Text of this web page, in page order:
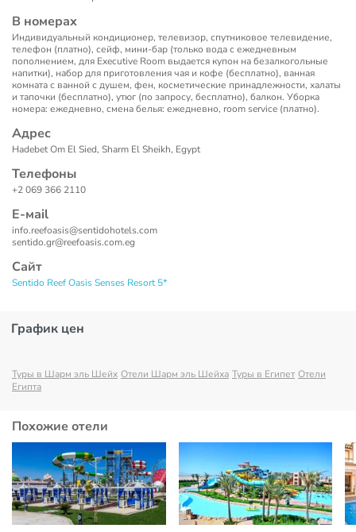
В номерах
Индивидуальный кондиционер, телевизор, спутниковое телевидение,
телефон (платно), сейф, мини-бар (только вода с ежедневным
пополнением, для Executive Room выдается купон на безалкогольные
напитки), набор для приготовления чая и кофе (бесплатно), ванная
комната с ванной с душем, фен, косметические принадлежности, халаты
и тапочки (бесплатно), утюг (по запросу, бесплатно), балкон. Уборка
номера: ежедневно, смена белья: ежедневно, room service (платно).
Адрес
Hadebet Om El Sied, Sharm El Sheikh, Egypt
Телефоны
+2 069 366 2110
Е-маil
info.reefoasis@sentidohotels.com
sentido.gr@reefoasis.com.eg
Сайт
Sentido Reef Oasis Senses Resort 5*
График цен
Туры в Шарм эль Шейх Отели Шарм эль Шейха Туры в Египет Отели
Египта
Похожие отели